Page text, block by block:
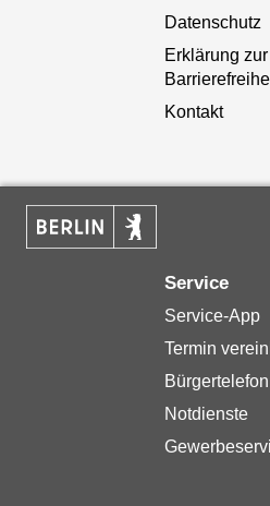
Datenschutz
Erklärung zur
Kontakt
Service
Service-App
Termin
Notdienste